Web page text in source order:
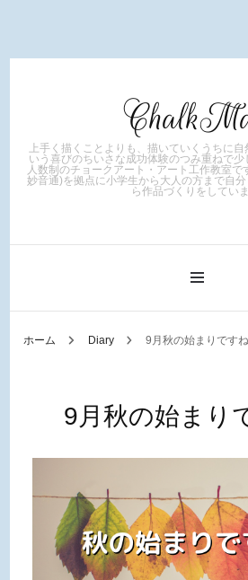
上手く描くことよりも、描いていくうちに
いう喜びのちいさな成功体験のつみ重ねで
人数制のチョークアート・アート工作教室で
妙音通)を拠点に小学生から大人の方まで自
ら作品づくりをしていま
ホーム Diary 9月秋の始まりですね
9月秋の始まり